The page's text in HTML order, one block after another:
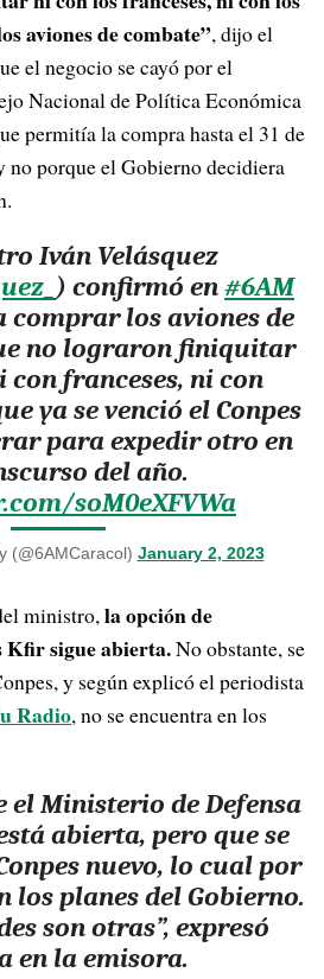
aviones de combate”, dijo el
el negocio se cayó por el
Nacional de Política Económica
permitía la compra hasta el 31 de
porque el Gobierno decidiera
Iván Velásquez
) confirmó en#6AM
comprar los aviones de
no lograron finiquitar
con franceses, ni con
ya se venció el Conpes
para expedir otro en
del año.
soM0eXFVWa
(@6AMCaracol) January 2, 2023
ministro,la opción de
Kfir sigue abierta.No obstante, se
y según explicó el periodista
Radio, no se encuentra en los
el Ministerio de Defensa
abierta, pero que se
nuevo, lo cual por
los planes del Gobierno.
son otras”, expresó
en la emisora.